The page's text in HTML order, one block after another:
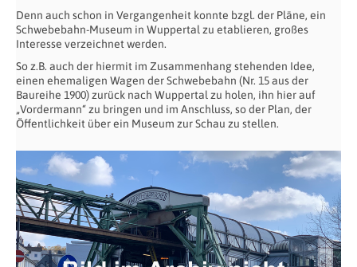
Denn auch schon in Vergangenheit konnte bzgl. der Pläne, ein
Schwebebahn-Museum in Wuppertal zu etablieren, großes
Interesse verzeichnet werden.
So z.B. auch der hiermit im Zusammenhang stehenden Idee,
einen ehemaligen Wagen der Schwebebahn (Nr. 15 aus der
Baureihe 1900) zurück nach Wuppertal zu holen, ihn hier auf
„Vordermann“ zu bringen und im Anschluss, so der Plan, der
Öffentlichkeit über ein Museum zur Schau zu stellen.